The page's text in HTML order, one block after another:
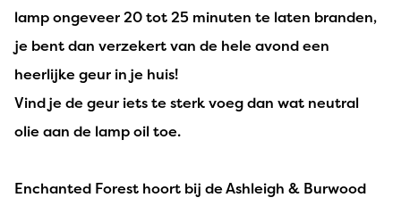
lamp ongeveer 20 tot 25 minuten te laten branden,
je bent dan verzekert van de hele avond een
heerlijke geur in je huis!
Vind je de geur iets te sterk voeg dan wat neutral
olie aan de lamp oil toe.
Enchanted Forest hoort bij de Ashleigh & Burwood